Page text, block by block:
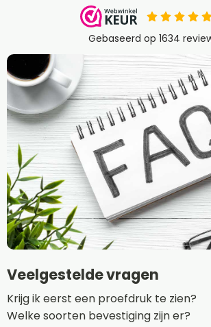
Veelgestelde vragen
Krijg ik eerst een proefdruk te zien?
Welke soorten bevestiging zijn er?